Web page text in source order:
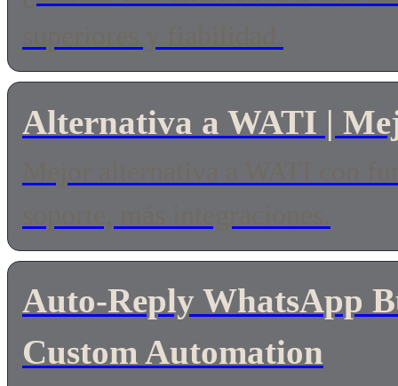
Alternativa a WATI |
Auto-Reply WhatsApp
Custom Automation